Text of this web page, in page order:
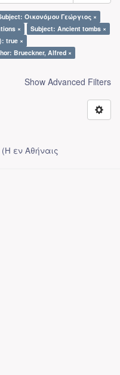
Οικονόμου Γεώργιος ×
×
Subject: Ancient tombs ×
true ×
Brueckner, Alfred ×
Show Advanced Filters
(Η εν Αθήναις